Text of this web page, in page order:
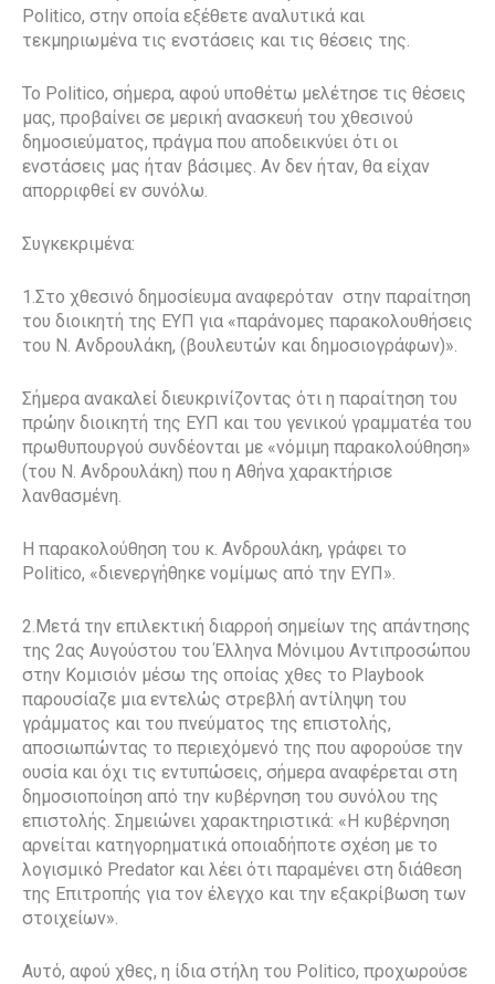
Politico, στην οποία εξέθετε αναλυτικά και
τεκμηριωμένα τις ενστάσεις και τις θέσεις της.
Το Politico, σήμερα, αφού υποθέτω μελέτησε τις θέσεις
μας, προβαίνει σε μερική ανασκευή του χθεσινού
δημοσιεύματος, πράγμα που αποδεικνύει ότι οι
ενστάσεις μας ήταν βάσιμες. Αν δεν ήταν, θα είχαν
απορριφθεί εν συνόλω.
Συγκεκριμένα:
1.Στο χθεσινό δημοσίευμα αναφερόταν στην παραίτηση
του διοικητή της ΕΥΠ για «παράνομες παρακολουθήσεις
του Ν. Ανδρουλάκη, (βουλευτών και δημοσιογράφων)».
Σήμερα ανακαλεί διευκρινίζοντας ότι η παραίτηση του
πρώην διοικητή της ΕΥΠ και του γενικού γραμματέα του
πρωθυπουργού συνδέονται με «νόμιμη παρακολούθηση»
(του Ν. Ανδρουλάκη) που η Αθήνα χαρακτήρισε
λανθασμένη.
Η παρακολούθηση του κ. Ανδρουλάκη, γράφει το
Politico, «διενεργήθηκε νομίμως από την ΕΥΠ».
2.Μετά την επιλεκτική διαρροή σημείων της απάντησης
της 2ας Αυγούστου του Έλληνα Μόνιμου Αντιπροσώπου
στην Κομισιόν μέσω της οποίας χθες το Playbook
παρουσίαζε μια εντελώς στρεβλή αντίληψη του
γράμματος και του πνεύματος της επιστολής,
αποσιωπώντας το περιεχόμενό της που αφορούσε την
ουσία και όχι τις εντυπώσεις, σήμερα αναφέρεται στη
δημοσιοποίηση από την κυβέρνηση του συνόλου της
επιστολής. Σημειώνει χαρακτηριστικά: «Η κυβέρνηση
αρνείται κατηγορηματικά οποιαδήποτε σχέση με το
λογισμικό Predator και λέει ότι παραμένει στη διάθεση
της Επιτροπής για τον έλεγχο και την εξακρίβωση των
στοιχείων».
Αυτό, αφού χθες, η ίδια στήλη του Politico, προχωρούσε